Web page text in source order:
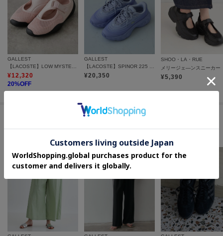
GALLEST
¥12,320
20%OFF
GALLEST
¥20,350
SHOO・LA・RUE
メリージェ―ンスニーカー
¥5,390